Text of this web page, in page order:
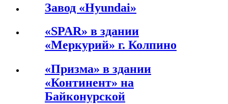
Завод «Hyundai»
«SPAR» в здании
«Меркурий» г. Колпино
«Призма» в здании
«Континент» на
Байконурской